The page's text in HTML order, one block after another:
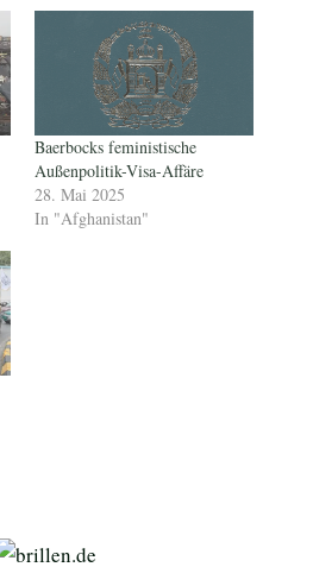
Baerbocks feministische
Außenpolitik-Visa-Affäre
28. Mai 2025
In "Afghanistan"